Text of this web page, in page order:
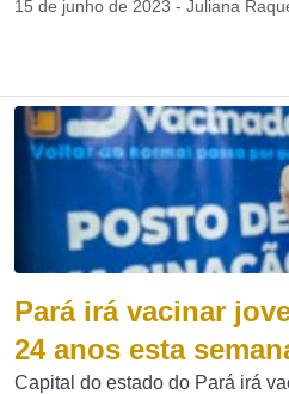
15 de junho de 2023 - Juliana
Pará irá vacinar
24 anos esta
Capital do estado do Pará irá